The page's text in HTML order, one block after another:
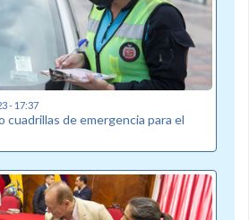
- 17:37
de emergencia para el